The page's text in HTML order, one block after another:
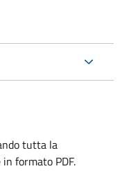
tutta la
formato PDF.